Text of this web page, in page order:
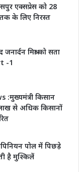
एक्सप्रेस को 28
के लिए निरस्त
मिश्रा को सता
-1
किसान
से अधिक किसानों
पोल में पिछड़े
है मुश्किलें